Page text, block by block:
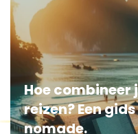
Hoe combineer
reizen? Een
nomade.